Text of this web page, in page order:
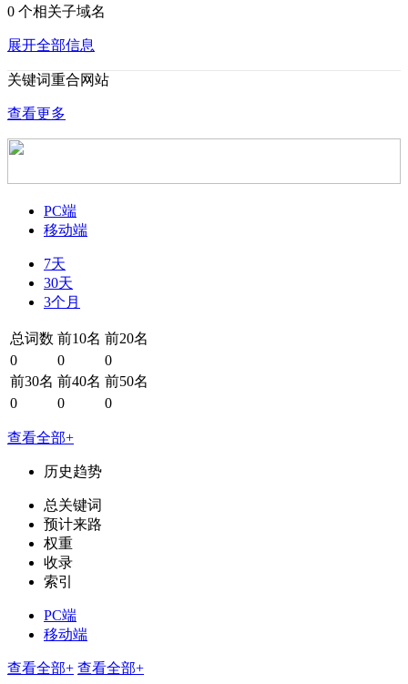
0 个相关子域名
展开全部信息
关键词重合网站
查看更多
PC端
移动端
7天
30天
3个月
总词数 前10名 前20名
0
0
0
前30名 前40名 前50名
0
0 0
查看全部+
历史趋势
总关键词
预计来路
权重
收录
索引
PC端
移动端
查看全部+ 查看全部+